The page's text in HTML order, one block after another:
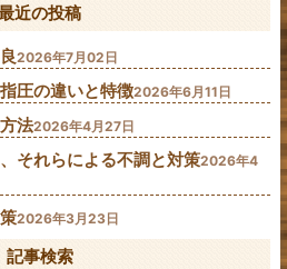
近の投稿
2026年7月02日
圧の違いと特徴2026年6月11日
法2026年4月27日
それらによる不調と対策2026年4
2026年3月23日
記事検索